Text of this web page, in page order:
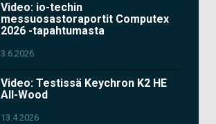
Video: io-techin
messuosastoraportit Computex
2026 -tapahtumasta
3.6.2026
Video: Testissä Keychron K2 HE
All-Wood
13.4.2026